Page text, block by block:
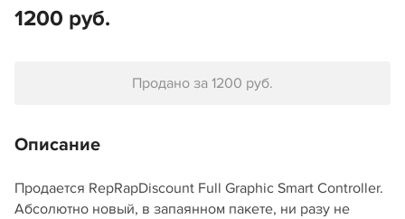
1200 руб.
Продано за 1200 руб.
Описание
Продается RepRapDiscount Full Graphic Smart Controller.
Абсолютно новый, в запаянном пакете, ни разу не